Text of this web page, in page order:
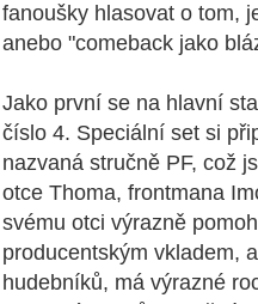
fanoušky hlasovat o tom,
anebo "comeback jako
Jako první se na hlavní
číslo 4. Speciální set si
nazvaná stručně PF, což
otce Thoma, frontmana
svému otci výrazně
producentským vkladem,
hudebníků, má výrazné